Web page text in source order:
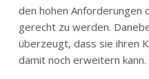
den hohen Anforderungen
gerecht zu werden.
überzeugt, dass sie ihren
damit noch erweitern kann.